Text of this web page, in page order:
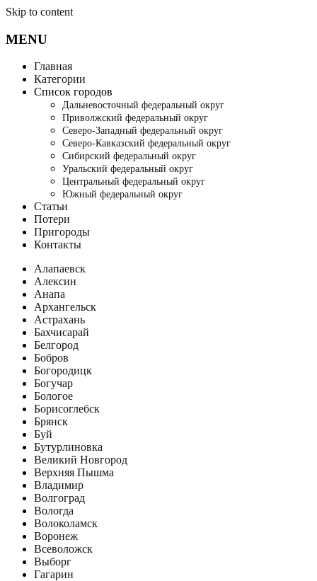
Skip to content
MENU
Главная
Категории
Список городов
Дальневосточный федеральный округ
Приволжский федеральный округ
Северо-Западный федеральный округ
Северо-Кавказский федеральный округ
Сибирский федеральный округ
Уральский федеральный округ
Центральный федеральный округ
Южный федеральный округ
Статьи
Потери
Пригороды
Контакты
Алапаевск
Алексин
Анапа
Архангельск
Астрахань
Бахчисарай
Белгород
Бобров
Богородицк
Богучар
Бологое
Борисоглебск
Брянск
Буй
Бутурлиновка
Великий Новгород
Верхняя Пышма
Владимир
Волгоград
Вологда
Волоколамск
Воронеж
Всеволожск
Выборг
Гагарин